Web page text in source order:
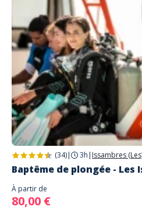
(34)| 3h | Issambres
Baptême de plongée - Les
À partir de
80,00 €